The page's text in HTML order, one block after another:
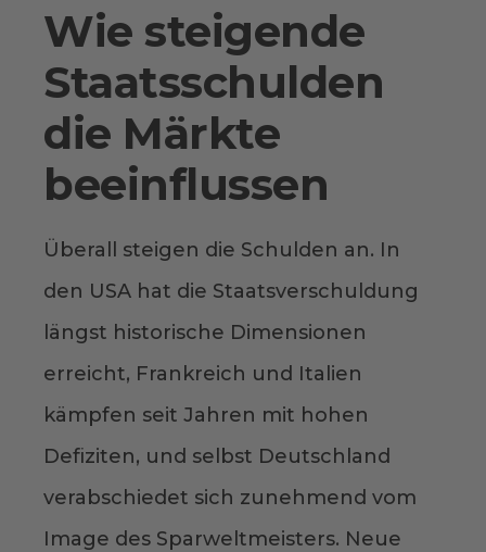
Wie steigende
Staatsschulden
die Märkte
beeinflussen
Überall steigen die Schulden an. In
den USA hat die Staatsverschuldung
längst historische Dimensionen
erreicht, Frankreich und Italien
kämpfen seit Jahren mit hohen
Defiziten, und selbst Deutschland
verabschiedet sich zunehmend vom
Image des Sparweltmeisters. Neue